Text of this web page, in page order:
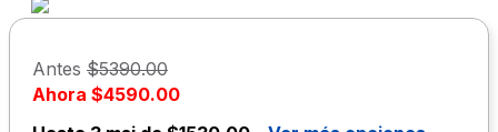
Antes $5390.00
Ahora $4590.00
6.
8.
sacapuntas
9.
lapiz